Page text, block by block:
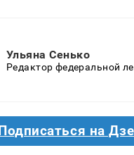
Ульяна Сенько
Редактор федеральной
Подписаться на